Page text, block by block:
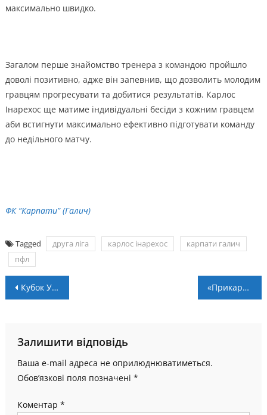
максимально швидко.
Загалом перше знайомство тренера з командою пройшло
доволі позитивно, адже він запевнив, що дозволить молодим
гравцям прогресувати та добитися результатів. Карлос
Інарехос ще матиме індивідуальні бесіди з кожним гравцем
аби встигнути максимально ефективно підготувати команду
до недільного матчу.
ФК “Карпати” (Галич)
Tagged друга ліга карлос інарехос
карпати галич
пфл
Навігація
Кубок України. «Прикарпаття» – «Чорноморець» – 1:4 «Прикарпаття» – «Чорноморець» – 1:4. Післямова кубкової гри
Залишити відповідь
Ваша e-mail адреса не оприлюднюватиметься.
Обов’язкові поля позначені *
Коментар *